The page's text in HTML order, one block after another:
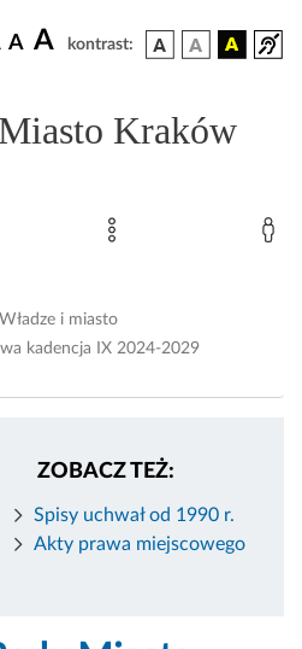
A A kontrast:
Miasto Kraków
Władze i miasto
kadencja IX 2024-2029
ZOBACZ TEŻ:
Spisy uchwał od 1990 r.
Akty prawa miejscowego